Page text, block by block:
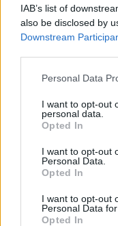
IAB’s list of
also be disclosed by
Downstream
Please note that this
not limited to your
grant or deny
use your data for
consent section.
Personal Data
I want to opt-out
personal data.
Opted In
I want to opt-out
Personal Data.
Opted In
I want to opt-out
Personal Data
Opted In